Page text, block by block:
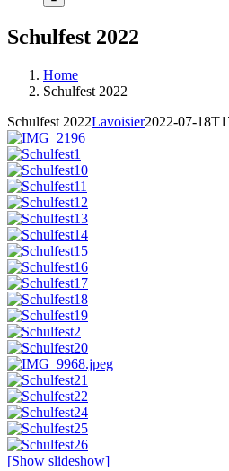
Schulfest 2022
Home
Schulfest 2022
Schulfest 2022Lavoisier2022-07-
[Show slideshow]